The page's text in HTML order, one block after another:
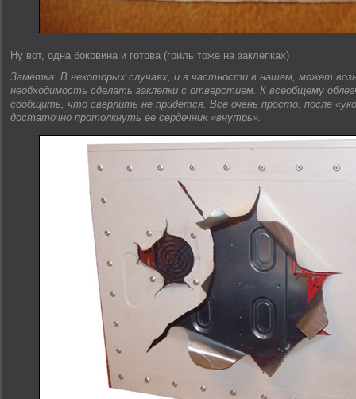
Ну вот, одна боковина и готова (гриль тоже на заклепках)
Заметка: В некоторых случаях, и в частности в нашем, может
необходимость сделать заклепки с отверстием. К всеобщему
сообщить, что сверлить не придется. Все очень просто: после
достаточно протолкнуть ее сердечник «внутрь».